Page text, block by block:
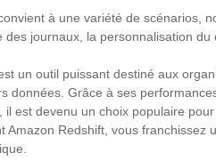
à une variété de scénarios,
des journaux, la personnalisation du
un outil puissant destiné aux
données. Grâce à ses
il est devenu un choix populaire
Amazon Redshift, vous